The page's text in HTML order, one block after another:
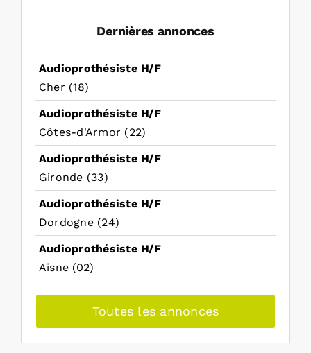
Dernières annonces
Audioprothésiste H/F
Cher (18)
Audioprothésiste H/F
Côtes-d'Armor (22)
Audioprothésiste H/F
Gironde (33)
Audioprothésiste H/F
Dordogne (24)
Audioprothésiste H/F
Aisne (02)
Toutes les annonces